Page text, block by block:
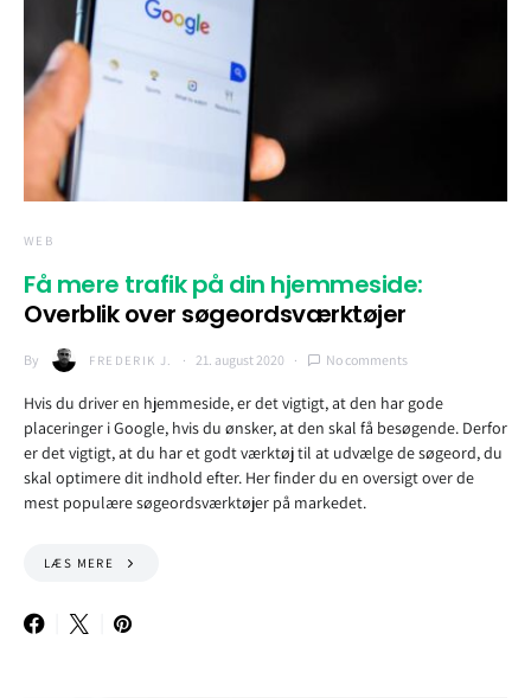
WEB
Få mere trafik på din hjemmeside:
Overblik over søgeordsværktøjer
By FREDERIK J. 21. august 2020 No comments
Hvis du driver en hjemmeside, er det vigtigt, at den har gode
placeringer i Google, hvis du ønsker, at den skal få besøgende. Derfor
er det vigtigt, at du har et godt værktøj til at udvælge de søgeord, du
skal optimere dit indhold efter. Her finder du en oversigt over de
mest populære søgeordsværktøjer på markedet.
LÆS MERE